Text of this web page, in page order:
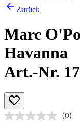
Zurück
Marc
Havanna
Art.-Nr.
(0)